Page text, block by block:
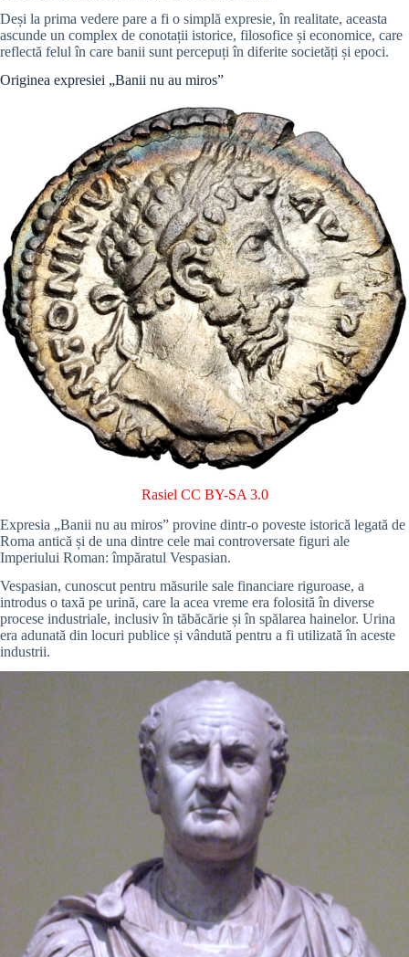
Deși la prima vedere pare a fi o simplă expresie, în realitate, aceasta
ascunde un complex de conotații istorice, filosofice și economice, care
reflectă felul în care banii sunt percepuți în diferite societăți și epoci.
Originea expresiei „Banii nu au miros”
Rasiel CC BY-SA 3.0
Expresia „Banii nu au miros” provine dintr-o poveste istorică legată de
Roma antică și de una dintre cele mai controversate figuri ale
Imperiului Roman: împăratul Vespasian.
Vespasian, cunoscut pentru măsurile sale financiare riguroase, a
introdus o taxă pe urină, care la acea vreme era folosită în diverse
procese industriale, inclusiv în tăbăcărie și în spălarea hainelor. Urina
era adunată din locuri publice și vândută pentru a fi utilizată în aceste
industrii.